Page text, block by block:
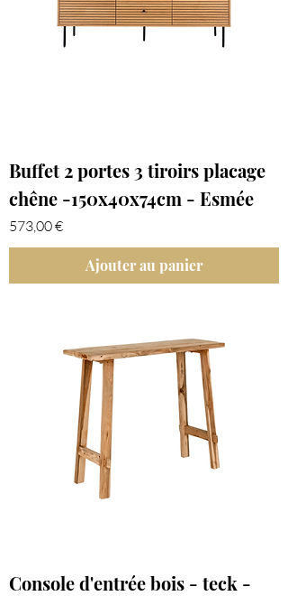
Buffet 2 portes 3 tiroirs placage
chêne -150x40x74cm - Esmée
Prix
573,00 €
Ajouter au panier
Console d'entrée bois - teck -